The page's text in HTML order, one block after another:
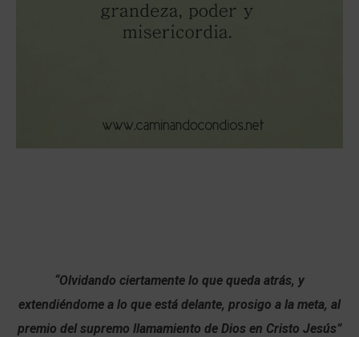
“Olvidando ciertamente lo que queda atrás, y
extendiéndome a lo que está delante, prosigo a la meta, al
premio del supremo llamamiento de Dios en Cristo Jesús”